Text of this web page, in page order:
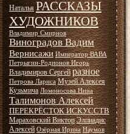
Наталья РАССКАЗЫ
ХУДОЖНИКОВ
Владимир Смирнов
Виноградов Вадим
Вернисажи Император ВАВА
Петрыгин-Родионов Игорь
Владимиров Сергей разное
Петрова Лариса Музей Алексея
Кузьмича Ломоносова Нина
Талимонов Алексей
ПЕРЕКРЁСТОК ИСКУССТВ
Мараховский Виктор Элпиадис
Алексей Озёрная Ирина Наумов